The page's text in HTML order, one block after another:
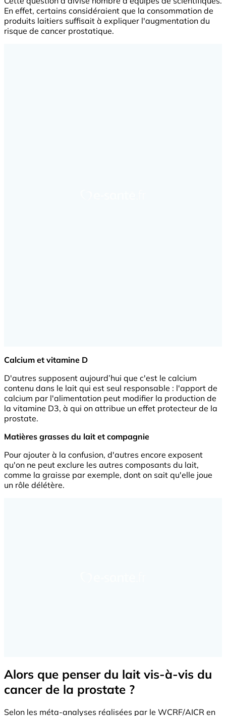
En effet, certains considéraient que la consommation de
produits laitiers suffisait à expliquer l'augmentation du
risque de cancer prostatique.
Calcium et vitamine D
D'autres supposent aujourd’hui que c'est le calcium
contenu dans le lait qui est seul responsable : l'apport de
calcium par l'alimentation peut modifier la production de
la vitamine D3, à qui on attribue un effet protecteur de la
prostate.
Matières grasses du lait et compagnie
Pour ajouter à la confusion, d'autres encore exposent
qu'on ne peut exclure les autres composants du lait,
comme la graisse par exemple, dont on sait qu'elle joue
un rôle délétère.
Alors que penser du lait vis-à-vis du
cancer de la prostate ?
Selon les méta-analyses réalisées par le WCRF/AICR en